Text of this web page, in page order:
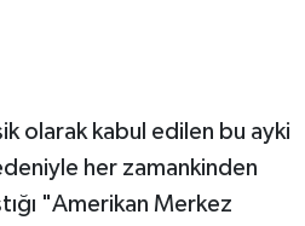
olarak kabul edilen bu ayki
her zamankinden
"Amerikan Merkez